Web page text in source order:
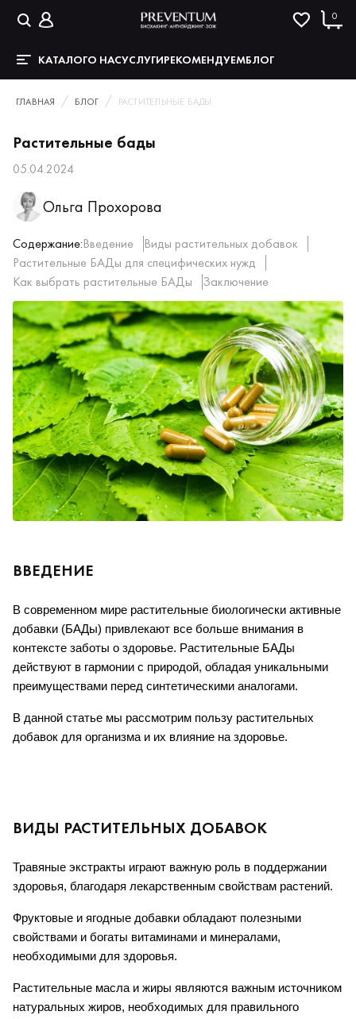
0
КАТАЛОГО НАСУСЛУГИРЕКОМЕНДУЕМБЛОГ
ГЛАВНАЯ БЛОГ РАСТИТЕЛЬНЫЕ БАДЫ
Растительные бады
05.04.2024
Ольга Прохорова
Содержание:Введение
Виды растительных добавок
Растительные БАДы для специфических нужд
Как выбрать растительные БАДы
Заключение
ВВЕДЕНИЕ
В современном мире растительные биологически активные
добавки (БАДы) привлекают все больше внимания в
контексте заботы о здоровье. Растительные БАДы
действуют в гармонии с природой, обладая уникальными
преимуществами перед синтетическими аналогами.
В данной статье мы рассмотрим пользу растительных
добавок для организма и их влияние на здоровье.
ВИДЫ РАСТИТЕЛЬНЫХ ДОБАВОК
Травяные экстракты играют важную роль в поддержании
здоровья, благодаря лекарственным свойствам растений.
Фруктовые и ягодные добавки обладают полезными
свойствами и богаты витаминами и минералами,
необходимыми для здоровья.
Растительные масла и жиры являются важным источником
натуральных жиров, необходимых для правильного